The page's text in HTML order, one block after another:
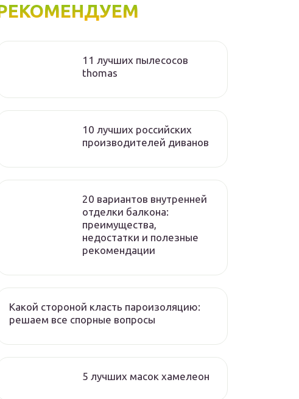
11 лучших пылесосов
thomas
10 лучших российских
производителей диванов
20 вариантов внутренней
отделки балкона:
преимущества,
недостатки и полезные
рекомендации
Какой стороной класть пароизоляцию:
решаем все спорные вопросы
5 лучших масок хамелеон